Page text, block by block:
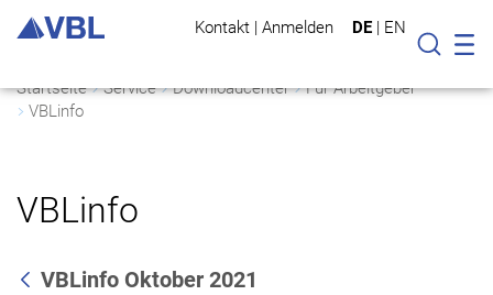
Kontakt | Anmelden DE | EN
Suche
Startseite Service Downloadcenter
Für Arbeitgeber
VBLinfo
VBLinfo
VBLinfo Oktober 2021